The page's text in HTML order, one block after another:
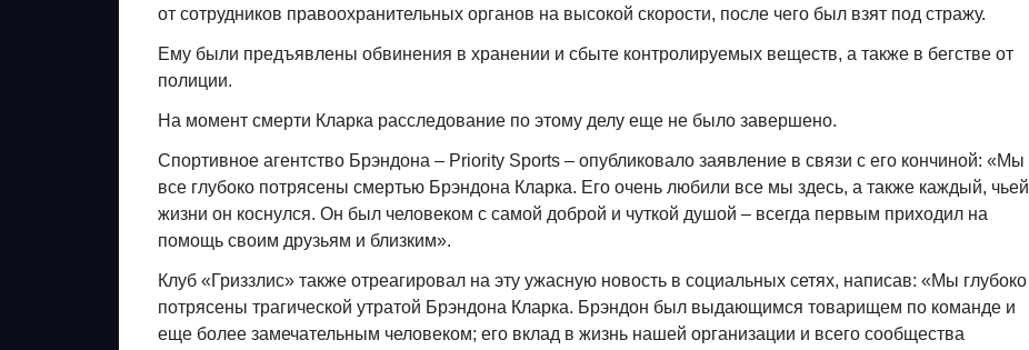
от сотрудников правоохранительных органов на высокой скорости, после чего был взят под стражу.
Ему были предъявлены обвинения в хранении и сбыте контролируемых веществ, а также в бегстве от
полиции.
На момент смерти Кларка расследование по этому делу еще не было завершено.
Спортивное агентство Брэндона – Priority Sports – опубликовало заявление в связи с его кончиной: «Мы
все глубоко потрясены смертью Брэндона Кларка. Его очень любили все мы здесь, а также каждый, чьей
жизни он коснулся. Он был человеком с самой доброй и чуткой душой – всегда первым приходил на
помощь своим друзьям и близким».
Клуб «Гриззлис» также отреагировал на эту ужасную новость в социальных сетях, написав: «Мы глубоко
потрясены трагической утратой Брэндона Кларка. Брэндон был выдающимся товарищем по команде и
еще более замечательным человеком; его вклад в жизнь нашей организации и всего сообщества